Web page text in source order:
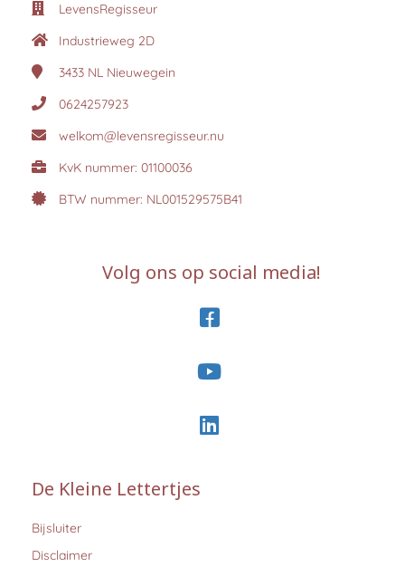
LevensRegisseur
Industrieweg 2D
3433 NL Nieuwegein
0624257923
welkom@levensregisseur.nu
KvK nummer: 01100036
BTW nummer: NL001529575B41
Volg ons op social media!
De Kleine Lettertjes
Bijsluiter
Disclaimer